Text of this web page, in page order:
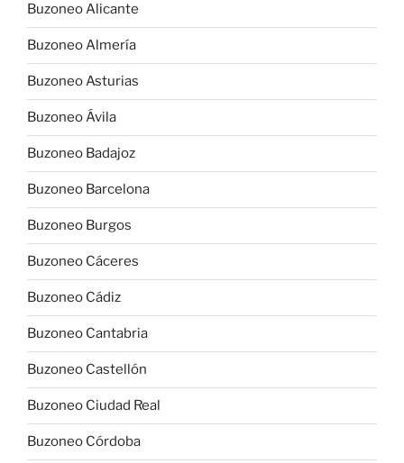
Buzoneo Alicante
Buzoneo Almería
Buzoneo Asturias
Buzoneo Ávila
Buzoneo Badajoz
Buzoneo Barcelona
Buzoneo Burgos
Buzoneo Cáceres
Buzoneo Cádiz
Buzoneo Cantabria
Buzoneo Castellón
Buzoneo Ciudad Real
Buzoneo Córdoba